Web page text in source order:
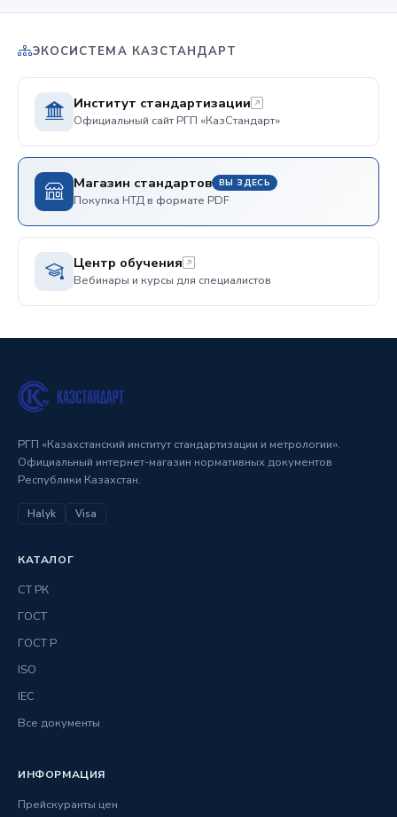
ЭКОСИСТЕМА КАЗСТАНДАРТ
Институт стандартизации
Официальный сайт РГП «КазСтандарт»
Магазин стандартов ВЫ ЗДЕСЬ
Покупка НТД в формате PDF
Центр обучения
Вебинары и курсы для специалистов
РГП «Казахстанский институт стандартизации и метрологии».
Официальный интернет-магазин нормативных документов
Республики Казахстан.
Halyk Visa
КАТАЛОГ
СТ РК
ГОСТ
ГОСТ Р
ISO
IEC
Все документы
ИНФОРМАЦИЯ
Прейскуранты цен